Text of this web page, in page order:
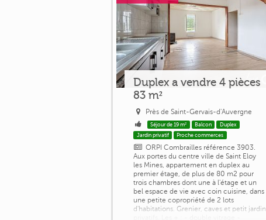
Duplex a vendre 4 pièces
83 m²
Près de Saint-Gervais-d'Auvergne
Séjour de 19 m² Balcon
Duplex
Jardin privatif
Proche commerces
ORPI Combrailles référence 3903.
Aux portes du centre ville de Saint Eloy
les Mines, appartement en duplex au
premier étage, de plus de 80 m2 pour
trois chambres dont une à l'étage et un
bel espace de vie avec coin cuisine, dans
une petite copropriété de 2 lots
d'habitations. Grenier, caves et petit jardin